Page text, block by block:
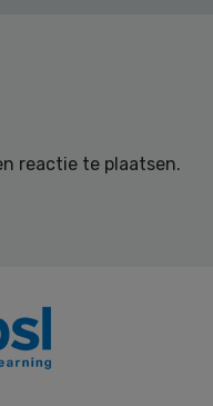
reactie te plaatsen.